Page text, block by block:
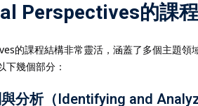
Perspectives的課
的課程結構非常靈活，涵蓋了多個主題領
下幾個部分：
分析（Identifying and